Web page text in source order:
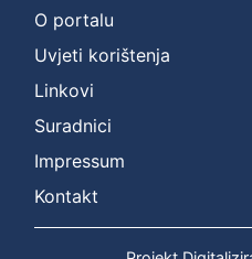
O portalu
Uvjeti korištenja
Linkovi
Suradnici
Impressum
Kontakt